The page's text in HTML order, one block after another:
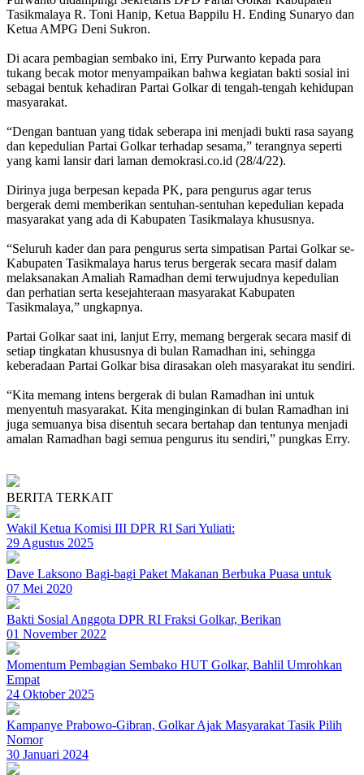
Tasikmalaya R. Toni Hanip, Ketua Bappilu H. Ending Sunaryo dan
Ketua AMPG Deni Sukron.
Di acara pembagian sembako ini, Erry Purwanto kepada para
tukang becak motor menyampaikan bahwa kegiatan bakti sosial ini
sebagai bentuk kehadiran Partai Golkar di tengah-tengah kehidupan
masyarakat.
“Dengan bantuan yang tidak seberapa ini menjadi bukti rasa sayang
dan kepedulian Partai Golkar terhadap sesama,” terangnya seperti
yang kami lansir dari laman demokrasi.co.id (28/4/22).
Dirinya juga berpesan kepada PK, para pengurus agar terus
bergerak demi memberikan sentuhan-sentuhan kepedulian kepada
masyarakat yang ada di Kabupaten Tasikmalaya khususnya.
“Seluruh kader dan para pengurus serta simpatisan Partai Golkar se-
Kabupaten Tasikmalaya harus terus bergerak secara masif dalam
melaksanakan Amaliah Ramadhan demi terwujudnya kepedulian
dan perhatian serta kesejahteraan masyarakat Kabupaten
Tasikmalaya,” ungkapnya.
Partai Golkar saat ini, lanjut Erry, memang bergerak secara masif di
setiap tingkatan khususnya di bulan Ramadhan ini, sehingga
keberadaan Partai Golkar bisa dirasakan oleh masyarakat itu sendiri.
“Kita memang intens bergerak di bulan Ramadhan ini untuk
menyentuh masyarakat. Kita menginginkan di bulan Ramadhan ini
juga semuanya bisa disentuh secara bertahap dan tentunya menjadi
amalan Ramadhan bagi semua pengurus itu sendiri,” pungkas Erry.
BERITA TERKAIT
Wakil Ketua Komisi III DPR RI Sari Yuliati:
29 Agustus 2025
Dave Laksono Bagi-bagi Paket Makanan Berbuka Puasa untuk
07 Mei 2020
Bakti Sosial Anggota DPR RI Fraksi Golkar, Berikan
01 November 2022
Momentum Pembagian Sembako HUT Golkar, Bahlil Umrohkan
Empat
24 Oktober 2025
Kampanye Prabowo-Gibran, Golkar Ajak Masyarakat Tasik Pilih
Nomor
30 Januari 2024